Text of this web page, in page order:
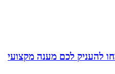
לכם מענה מקצועי